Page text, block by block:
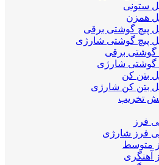
ستونی
همزن
پیچ گوشتی برقی
پیچ گوشتی شارژی
گوشتی برقی
گوشتی شارژی
بتن کن
بتن کن شارژی
تخریب
فرز
فرز شارژی
متوسط
آهنگری